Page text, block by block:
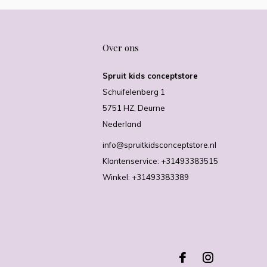
Over ons
Spruit kids conceptstore
Schuifelenberg 1
5751 HZ, Deurne
Nederland
info@spruitkidsconceptstore.nl
Klantenservice: +31493383515
Winkel: +31493383389